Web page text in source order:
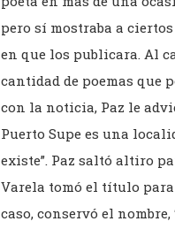
pero sí mostraba a
en que los publicara. Al
cantidad de poemas que
con la noticia, Paz le
Puerto Supe es una
existe”. Paz saltó altiro
Varela tomó el título para
caso, conservó el nombre,